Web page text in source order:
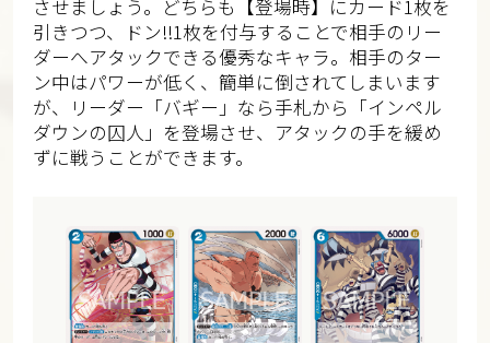
させましょう。どちらも【登場時】にカード1枚を
引きつつ、ドン!!1枚を付与することで相手のリー
ダーへアタックできる優秀なキャラ。相手のター
ン中はパワーが低く、簡単に倒されてしまいます
が、リーダー「バギー」なら手札から「インペル
ダウンの囚人」を登場させ、アタックの手を緩め
ずに戦うことができます。